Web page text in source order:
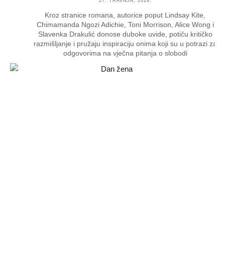
Kroz stranice romana, autorice poput Lindsay Kite,
Chimamanda Ngozi Adichie, Toni Morrison, Alice Wong i
Slavenka Drakulić donose duboke uvide, potiču kritičko
razmišljanje i pružaju inspiraciju onima koji su u potrazi za
odgovorima na vječna pitanja o slobodi